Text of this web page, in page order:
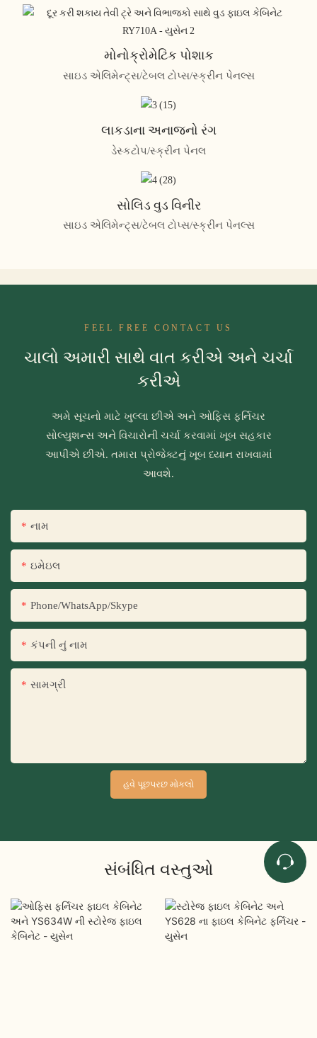
મોનોક્રોમેટિક પોશાક
સાઇડ એલિમેન્ટ્સ/ટેબલ ટોપ્સ/સ્ક્રીન પેનલ્સ
લાકડાના અનાજનો રંગ
ડેસ્કટોપ/સ્ક્રીન પેનલ
સોલિડ વુડ વિનીર
સાઇડ એલિમેન્ટ્સ/ટેબલ ટોપ્સ/સ્ક્રીન પેનલ્સ
FEEL FREE CONTACT US
ચાલો અમારી સાથે વાત કરીએ અને ચર્ચા
કરીએ
અમે સૂચનો માટે ખુલ્લા છીએ અને ઓફિસ ફર્નિચર
સોલ્યુશન્સ અને વિચારોની ચર્ચા કરવામાં ખૂબ સહકાર
આપીએ છીએ. તમારા પ્રોજેક્ટનું ખૂબ ધ્યાન રાખવામાં
આવશે.
નામ
ઇમેઇલ
Phone/WhatsApp/Skype
કંપની નું નામ
સામગ્રી
હવે પૂછપરછ મોકલો
સંબંધિત વસ્તુઓ